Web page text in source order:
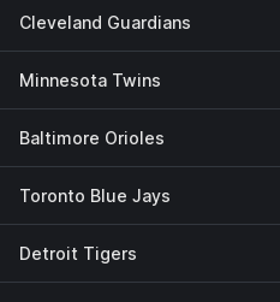
Cleveland Guardians
Minnesota Twins
Baltimore Orioles
Toronto Blue Jays
Detroit Tigers